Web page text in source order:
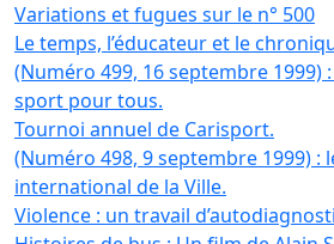
Variations et fugues sur le n° 500
Le temps, l’éducateur et le
(Numéro 499, 16 septembre 1999)
sport pour tous.
Tournoi annuel de Carisport.
(Numéro 498, 9 septembre 1999) :
international de la Ville.
Violence : un travail